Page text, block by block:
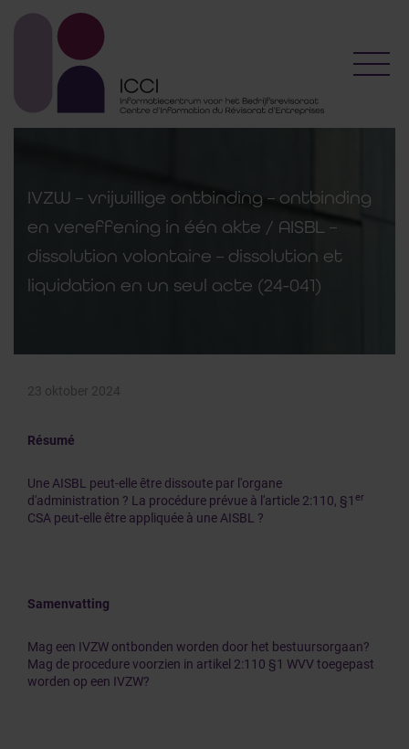
IVZW – vrijwillige ontbinding – ontbinding
en vereffening in één akte / AISBL –
dissolution volontaire – dissolution et
liquidation en un seul acte (24-041)
23 oktober 2024
Résumé
Une AISBL peut-elle être dissoute par l'organe
d'administration ? La procédure prévue à l'article 2:110, §1 er
CSA peut-elle être appliquée à une AISBL ?
Samenvatting
Mag een IVZW ontbonden worden door het bestuursorgaan?
Mag de procedure voorzien in artikel 2:110 §1 WVV toegepast
worden op een IVZW?